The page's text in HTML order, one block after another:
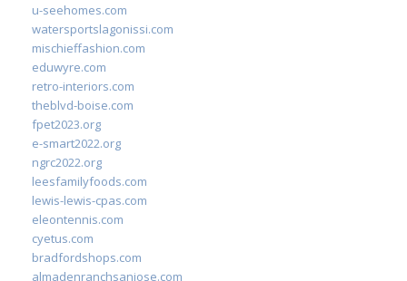
u-seehomes.com
watersportslagonissi.com
mischieffashion.com
eduwyre.com
retro-interiors.com
theblvd-boise.com
fpet2023.org
e-smart2022.org
ngrc2022.org
leesfamilyfoods.com
lewis-lewis-cpas.com
eleontennis.com
cyetus.com
bradfordshops.com
almadenranchsanjose.com